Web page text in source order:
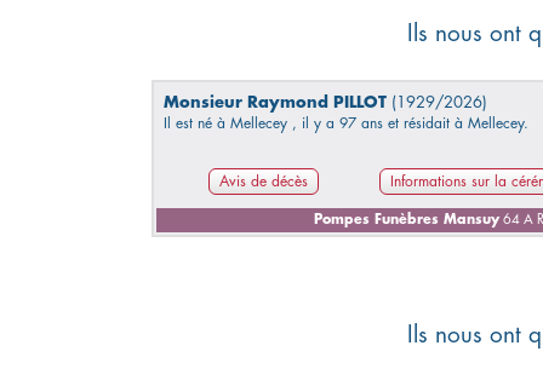
Ils nous ont
Monsieur Raymond PILLOT (1929/2026)
Il est né à Mellecey , il y a 97 ans et résidait à Mellecey.
Avis de décès Informations sur la
Pompes Funèbres Mansuy 64 A
Ils nous ont